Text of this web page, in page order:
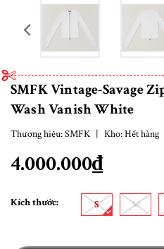
SMFK Vintage-Savage
Wash Vanish White
Thương hiệu:SMFK | Kho:Hết hàng
4.000.000₫
Kích thước: S M